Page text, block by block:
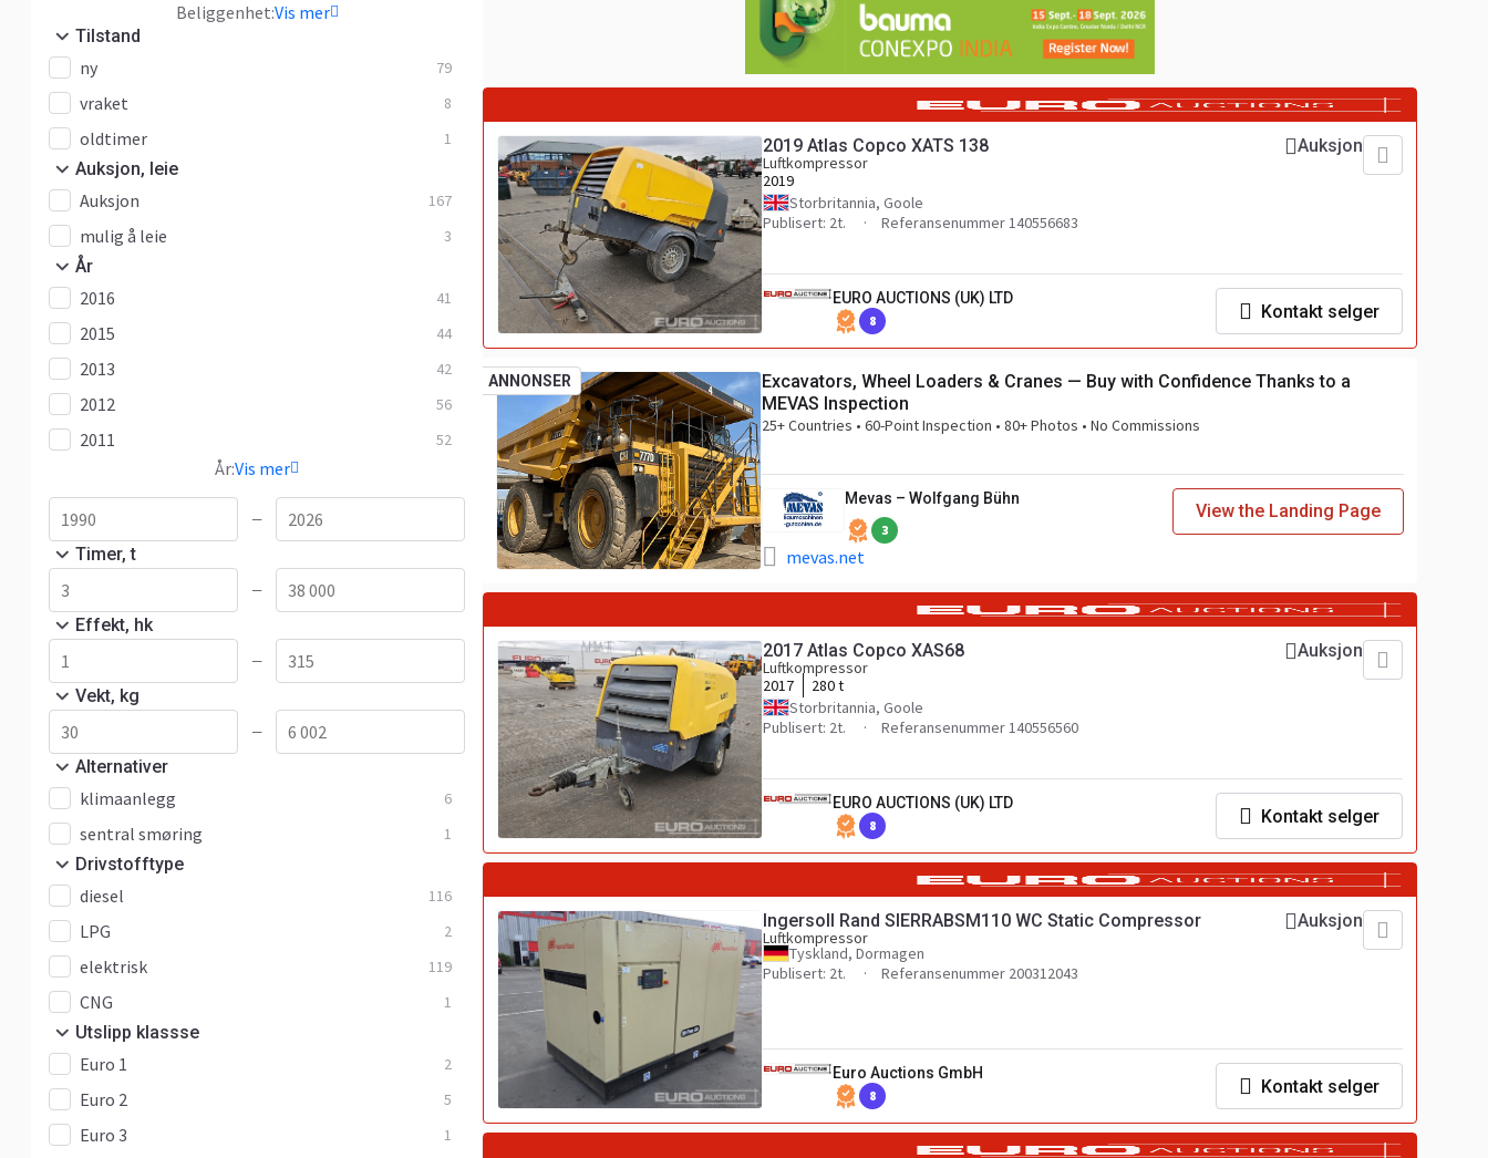
Beliggenhet:Vis mer
Tilstand
ny 79
vraket 8
oldtimer 1
Auksjon, leie
Auksjon 167
mulig å leie 3
År
2016 41
2015 44
2013 42
2012 56
2011 52
År:Vis mer
—
Timer, t
—
Effekt, hk
—
Vekt, kg
—
Alternativer
klimaanlegg 6
sentral smøring 1
Drivstofftype
diesel 116
LPG 2
elektrisk 119
CNG 1
Utslipp klassse
Euro 1 2
Euro 2 5
Euro 3 1
2019 Atlas Copco XATS 138
Luftkompressor
2019
Storbritannia, Goole
Publisert: 2t.
Referansenummer 140556683
Auksjon
EURO AUCTIONS (UK) LTD
8 Kontakt selger
ANNONSER
Excavators, Wheel Loaders & Cranes — Buy with Confidence Thanks to a
MEVAS Inspection
25+ Countries • 60-Point Inspection • 80+ Photos • No Commissions
Mevas – Wolfgang Bühn
3
mevas.net
View the Landing Page
2017 Atlas Copco XAS68
Luftkompressor
2017
280 t
Storbritannia, Goole
Publisert: 2t.
Referansenummer 140556560
Auksjon
EURO AUCTIONS (UK) LTD
8 Kontakt selger
Ingersoll Rand SIERRABSM110 WC Static Compressor
Luftkompressor
Tyskland, Dormagen
Publisert: 2t.
Referansenummer 200312043
Auksjon
Euro Auctions GmbH
8 Kontakt selger